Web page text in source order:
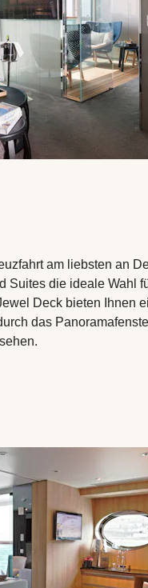
am liebsten an
Suites die ideale Wahl
Deck bieten Ihnen
das